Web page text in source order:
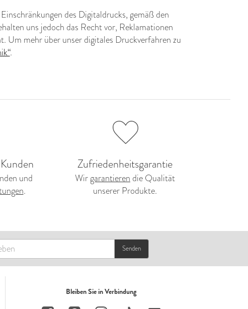
des Digitaldrucks, gemäß den
uns jedoch das Recht vor, Reklamationen
Um mehr über unser digitales Druckverfahren zu
.
und
.
Zufriedenheitsgarantie
Wirgarantieren die Qualität
unserer Produkte.
Senden
Bleiben Sie in Verbindung